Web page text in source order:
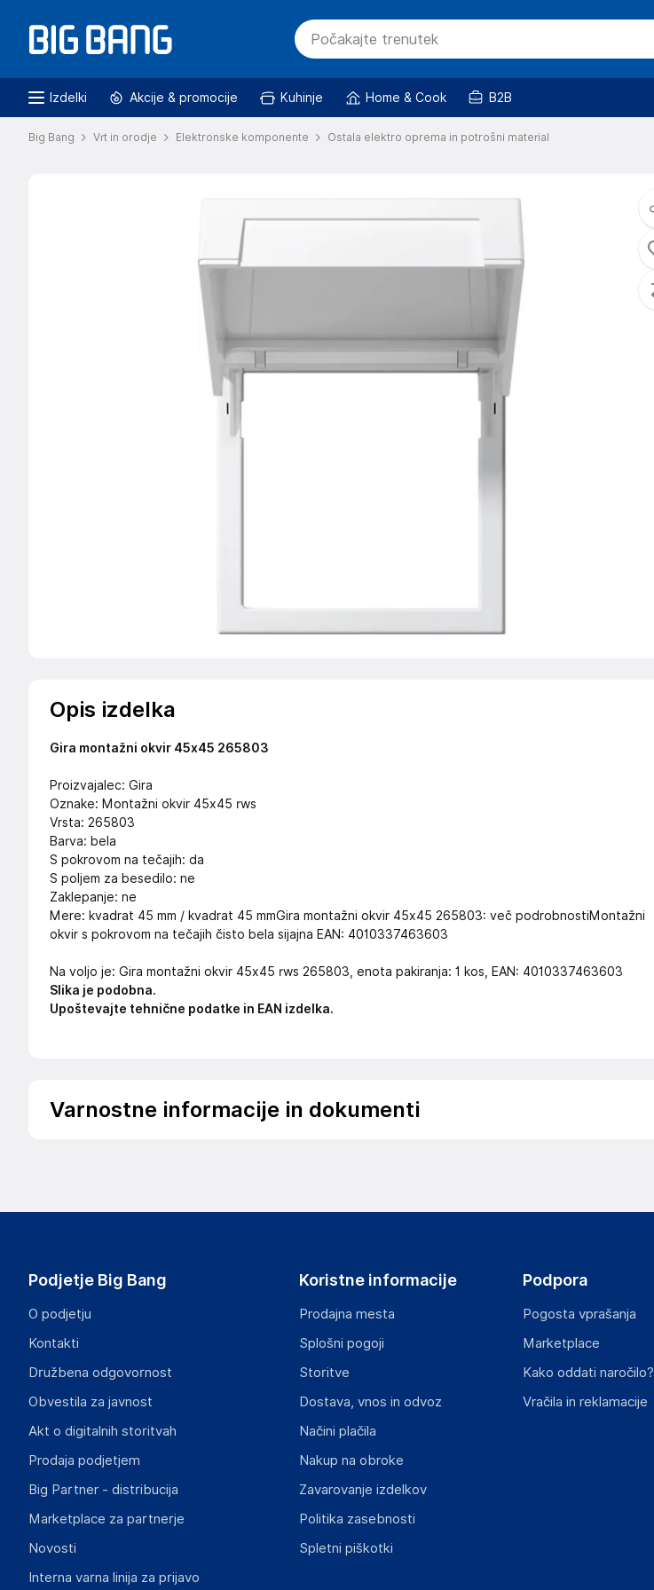
Izdelki Akcije & promocije Kuhinje Home & Cook B2B
Big Bang Vrt in orodje Elektronske komponente Ostala elektro oprema in potrošni material
Opis izdelka
Gira montažni okvir 45x45 265803
Proizvajalec: Gira
Oznake: Montažni okvir 45x45 rws
Vrsta: 265803
Barva: bela
S pokrovom na tečajih: da
S poljem za besedilo: ne
Zaklepanje: ne
Mere: kvadrat 45 mm / kvadrat 45 mmGira montažni okvir 45x45 265803: več podrobnostiMontažni
okvir s pokrovom na tečajih čisto bela sijajna EAN: 4010337463603
Na voljo je: Gira montažni okvir 45x45 rws 265803, enota pakiranja: 1 kos, EAN: 4010337463603
Slika je podobna.
Upoštevajte tehnične podatke in EAN izdelka.
Varnostne informacije in dokumenti
info@gira.de
Gospodarski subjekt s sedežem v EU, ki zagotavlja skladnost izdelka z zahtevanimi predpisi.
42477
Germany
Podjetje Big Bang
O podjetju
Kontakti
Družbena odgovornost
Obvestila za javnost
Akt o digitalnih storitvah
Prodaja podjetjem
Big Partner - distribucija
Marketplace za partnerje
Novosti
Interna varna linija za prijavo
Koristne informacije
Prodajna mesta
Splošni pogoji
Storitve
Dostava, vnos in odvoz
Načini plačila
Nakup na obroke
Zavarovanje izdelkov
Politika zasebnosti
Spletni piškotki
Podpora
Pogosta vprašanja
Marketplace
Kako oddati naročilo?
Vračila in reklamacije